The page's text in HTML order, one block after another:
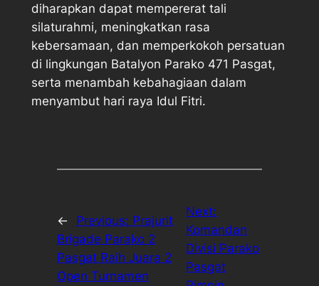
diharapkan dapat mempererat tali
silaturahmi, meningkatkan rasa
kebersamaan, dan memperkokoh persatuan
di lingkungan Batalyon Parako 471 Pasgat,
serta menambah kebahagiaan dalam
menyambut hari raya Idul Fitri.
← Previous: Prajurit
Brigade Parako 2
Pasgat Raih Juara 2
Open Turnamen
Next:
Komandan
Divisi Parako
Pasgat